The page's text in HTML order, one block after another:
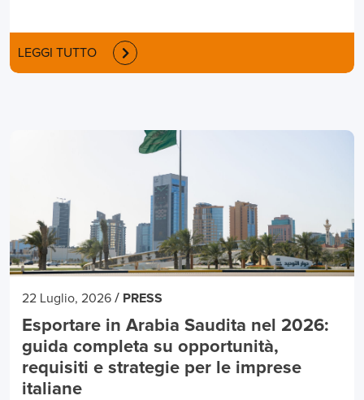
LEGGI TUTTO
22 Luglio, 2026 / PRESS
Esportare in Arabia Saudita nel 2026:
guida completa su opportunità,
requisiti e strategie per le imprese
italiane